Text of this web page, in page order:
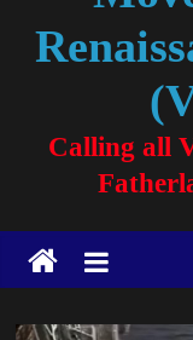
Calling all